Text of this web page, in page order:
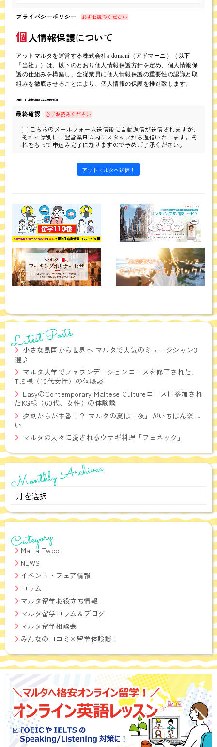
プライバシーポリシー 必ずお読みください
個人情報保護について
アットマルタを運営する株式会社a domani（アドマーニ）（以下
「当社」）は、以下のとおり個人情報保護方針を定め、個人情報保
護の仕組みを構築し、全従業員に個人情報保護の重要性の認識と取
組みを徹底させることにより、個人情報の保護を推進致します。
個人情報の管理
当社は、お客さまの個人情報を正確かつ最新の状態に保ち、個人情
報への不正アクセス・紛失・破損・改ざん・漏洩などを防止するた
め、セキュリティシステムの維持・管理体制の整備・社員教育の
徹底等の必要な措置を講じ、安全対策を実施し個人情報の厳重な管
理を行ないます。
お客さまからお預かりした個人情報は、当社からのご連絡や業務の
個人情報の第三者への開示・提供の禁止
当社は、お客さまよりお預かりした個人情報を適切に管理し、次の
いずれかに該当する場合を除き、個人情報を第三者に開示いたしま
せん。
●お客さまの同意がある場合
●お客さまが希望されるサービスを行なうために当社が業務を委託
する業者に対して開示する場合
●法令に基づき開示することが必要である場合
に万全の対策を講じています。
ご本人の照会
お客さまがご本人の個人情報の照会・修正・削除などをご希望され
る場合には、ご本人であることを確認の上、対応させていただきま
法令、規範の遵守と見直し
当社は、保有する個人情報に関して適用される日本の法令、その他
規範を遵守するとともに、本ポリシーの内容を適宜見直し、その改
善に努めます。
お問い合せ
い。
アットマルタ運営 株式会社a domani
Email:ciao★adomani-italia.com (★を半角アットマークにしてくださ
い)
最終確認 必ずお読みください
こちらのメールフォーム送信後に自動返信が送信されますが、
それとは別に、翌営業日以内にスタッフから返信いたします。そ
れをもって申込み完了になりますので予めご了承ください。
Latest Posts
小さな島国から世界へ マルタで人気のミュージシャン3
選♪
マルタ大学でファウンデーションコースを修了された、
T.S様（10代女性）の体験談
EasyのContemporary Maltese Cultureコースに参加され
たKG様（60代、女性）の体験談
夕刻からが本番！？ マルタの夏は「夜」がいちばん楽し
い
マルタの人々に愛されるウサギ料理「フェネック」
Monthly Archives
Monthly
Archives
Category
Malta Tweet
NEWS
イベント・フェア情報
コラム
マルタ留学お役立ち情報
マルタ留学コラム＆ブログ
マルタ留学相談会
みんなの口コミ×留学体験談！